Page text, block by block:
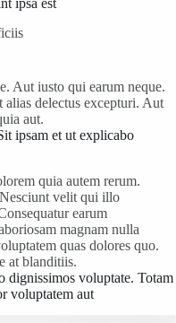
ipsa est
Aut iusto qui earum neque.
alias delectus excepturi. Aut
aut.
ipsam et ut explicabo
quia autem rerum.
velit qui illo
earum
magnam nulla
quas dolores quo.
at blanditiis.
dignissimos voluptate. Totam
voluptatem aut